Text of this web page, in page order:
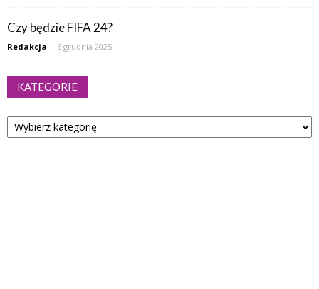
Czy będzie FIFA 24?
Redakcja - 6 grudnia 2025
KATEGORIE
Kategorie